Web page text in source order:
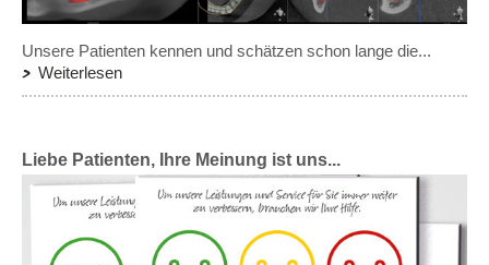
Unsere Patienten kennen und schätzen schon lange die...
Weiterlesen
Liebe Patienten, Ihre Meinung ist uns...